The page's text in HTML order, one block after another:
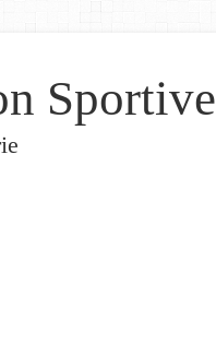
Sportive